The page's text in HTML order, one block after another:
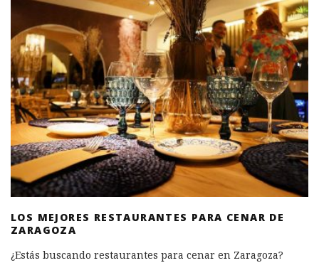
LOS MEJORES RESTAURANTES PARA CENAR DE
ZARAGOZA
¿Estás buscando restaurantes para cenar en Zaragoza?